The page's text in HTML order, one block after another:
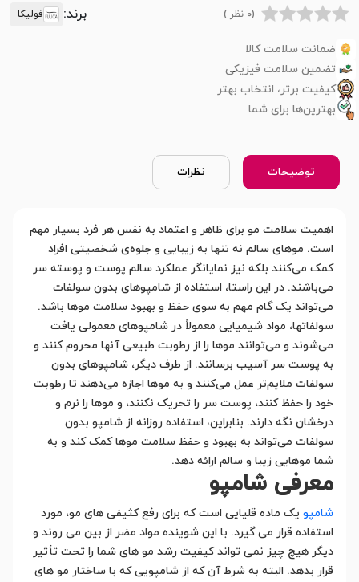
(0 نظر ) برند: فولیکا
ضمانت سلامت کالا
تضمین سلامت فیزیکی
کیفیت برتر، انتخاب بهتر
بهترین‌ها برای شما
توضیحات نظرات
اهمیت سلامت مو برای ظاهر و اعتماد به نفس هر فرد بسیار مهم
است. موهای سالم نه تنها به زیبایی و جلوه‌ی شخصیتی افراد
کمک می‌کنند بلکه نیز نمایانگر عملکرد سالم پوست و پوسته سر
می‌باشند. در این راستا، استفاده از شامپوهای بدون سولفات
می‌تواند یک گام مهم به سوی حفظ و بهبود سلامت موها باشد.
سولفاتها، مواد شیمیایی معمولاً در شامپوهای معمولی یافت
می‌شوند و می‌توانند موها را از رطوبت طبیعی آنها محروم کنند و
به پوست سر آسیب برسانند. از طرف دیگر، شامپوهای بدون
سولفات ملایم‌تر عمل می‌کنند و به موها اجازه می‌دهند تا رطوبت
خود را حفظ کنند، پوست سر را تحریک نکنند، و موها را نرم و
درخشان نگه دارند. بنابراین، استفاده روزانه از شامپو بدون
سولفات می‌تواند به بهبود و حفظ سلامت موها کمک کند و به
شما موهایی زیبا و سالم ارائه دهد.
معرفی شامپو
شامپو یک ماده قلیایی است که برای رفع کثیفی های مو، مورد
استفاده قرار می گیرد. با این شوینده مواد مضر از بین می روند و
دیگر هیچ چیز نمی تواند کیفیت رشد مو های شما را تحت تأثیر
قرار بدهد. البته به شرط آن که از شامپویی که با ساختار مو های